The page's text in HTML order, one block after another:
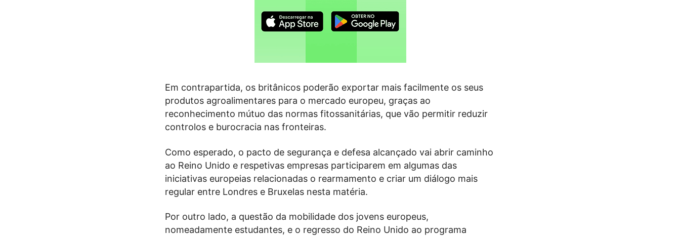
Em contrapartida, os britânicos poderão exportar mais facilmente os seus
produtos agroalimentares para o mercado europeu, graças ao
reconhecimento mútuo das normas fitossanitárias, que vão permitir reduzir
controlos e burocracia nas fronteiras.
Como esperado, o pacto de segurança e defesa alcançado vai abrir caminho
ao Reino Unido e respetivas empresas participarem em algumas das
iniciativas europeias relacionadas o rearmamento e criar um diálogo mais
regular entre Londres e Bruxelas nesta matéria.
Por outro lado, a questão da mobilidade dos jovens europeus,
nomeadamente estudantes, e o regresso do Reino Unido ao programa